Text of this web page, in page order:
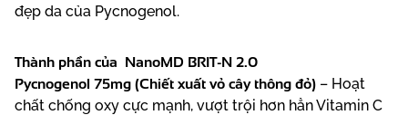
đẹp da của Pycnogenol.
Thành phần của NanoMD BRIT-N 2.0
Pycnogenol 75mg (Chiết xuất vỏ cây thông đỏ) – Hoạt
chất chống oxy cực mạnh, vượt trội hơn hẳn Vitamin C